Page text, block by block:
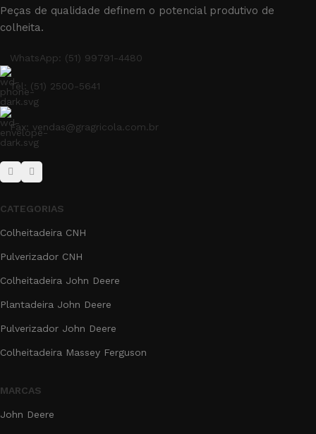
Peças de qualidade definem o potencial produtivo de
colheita.
WhatsApp: (51) 99791-4480
Tel: (51) 2500-5641
Fax: vendas@gragricola.com.br
CATEGORIAS
Colheitadeira CNH
Pulverizador CNH
Colheitadeira John Deere
Plantadeira John Deere
Pulverizador John Deere
Colheitadeira Massey Ferguson
MARCAS
John Deere